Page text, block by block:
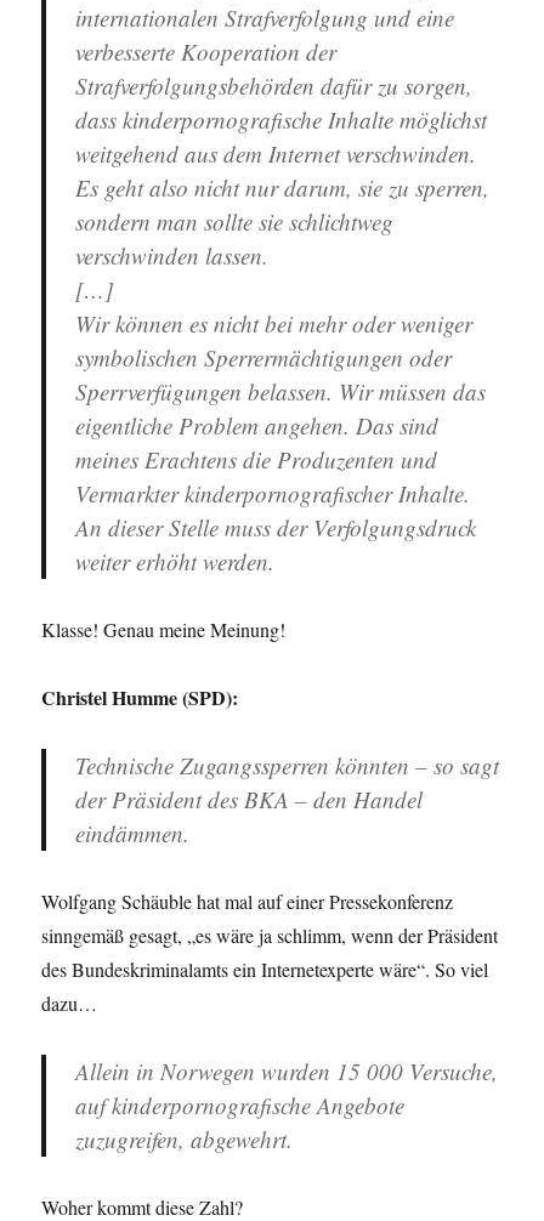
internationalen Strafverfolgung und eine
verbesserte Kooperation der
Strafverfolgungsbehörden dafür zu sorgen,
dass kinderpornografische Inhalte möglichst
weitgehend aus dem Internet verschwinden.
Es geht also nicht nur darum, sie zu sperren,
sondern man sollte sie schlichtweg
verschwinden lassen.
[…]
Wir können es nicht bei mehr oder weniger
symbolischen Sperrermächtigungen oder
Sperrverfügungen belassen. Wir müssen das
eigentliche Problem angehen. Das sind
meines Erachtens die Produzenten und
Vermarkter kinderpornografischer Inhalte.
An dieser Stelle muss der Verfolgungsdruck
weiter erhöht werden.
Klasse! Genau meine Meinung!
Christel Humme (SPD):
Technische Zugangssperren könnten – so sagt
der Präsident des BKA – den Handel
eindämmen.
Wolfgang Schäuble hat mal auf einer Pressekonferenz
sinngemäß gesagt, „es wäre ja schlimm, wenn der Präsident
des Bundeskriminalamts ein Internetexperte wäre“. So viel
dazu…
Allein in Norwegen wurden 15 000 Versuche,
auf kinderpornografische Angebote
zuzugreifen, abgewehrt.
Woher kommt diese Zahl?